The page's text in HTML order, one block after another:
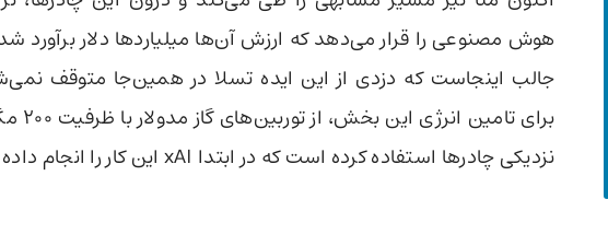
هوش مصنوعی را قرار می‌دهد که ارزش آن‌ها میلیاردها دلار برآورد
جالب اینجاست که دزدی از این ایده تسلا در همین‌جا متوقف
برای
نزدیکی چادرها استفاده کرده است که در ابتدا xAI این کار را انجام داده بود.